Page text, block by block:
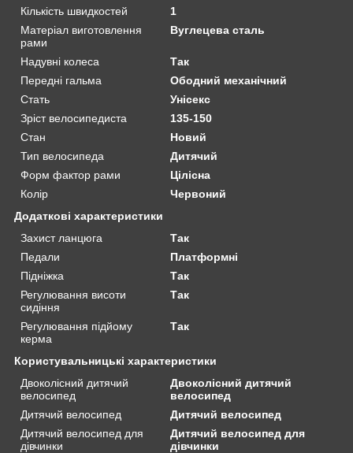
Кількість швидкостей
1
Матеріал виготовлення
рами
Вуглецева сталь
Надувні колеса
Так
Передні гальма
Ободний механічний
Стать
Унісекс
Зріст велосипедиста
135-150
Стан
Новий
Тип велосипеда
Дитячий
Форм фактор рами
Цілісна
Колір
Червоний
Додаткові характеристики
Захист ланцюга
Так
Педали
Платформні
Підніжка
Так
Регулювання висоти
сидіння
Так
Регулювання підйому
керма
Так
Користувальницькі характеристики
Двоколісний дитячий
велосипед
Двоколісний дитячий
велосипед
Дитячий велосипед
Дитячий велосипед
Дитячий велосипед для
дівчинки
Дитячий велосипед для
дівчинки